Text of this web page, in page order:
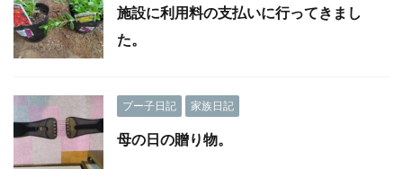
施設に利用料の支払いに行ってきまし
た。
プー子日記 家族日記
母の日の贈り物。